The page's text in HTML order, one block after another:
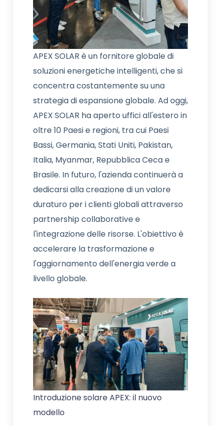
APEX SOLAR è un fornitore globale di
soluzioni energetiche intelligenti, che si
concentra costantemente su una
strategia di espansione globale. Ad oggi,
APEX SOLAR ha aperto uffici all'estero in
oltre 10 Paesi e regioni, tra cui Paesi
Bassi, Germania, Stati Uniti, Pakistan,
Italia, Myanmar, Repubblica Ceca e
Brasile. In futuro, l'azienda continuerà a
dedicarsi alla creazione di un valore
duraturo per i clienti globali attraverso
partnership collaborative e
l'integrazione delle risorse. L'obiettivo è
accelerare la trasformazione e
l'aggiornamento dell'energia verde a
livello globale.
Introduzione solare APEX: il nuovo
modello